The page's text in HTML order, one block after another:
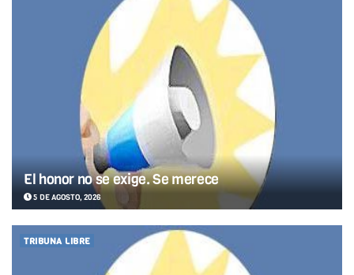
El honor no se exige. Se merece
5 DE AGOSTO, 2026
TRIBUNA LIBRE